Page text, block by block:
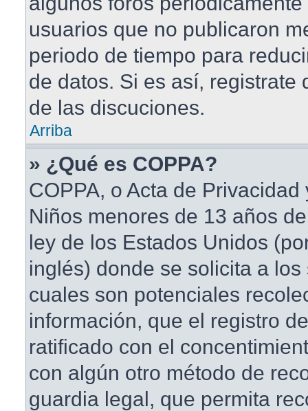
usuarios que no publicaron
periodo de tiempo para
de datos. Si es así, registrate
de las discuciones.
Arriba
» ¿Qué es COPPA?
COPPA, o Acta de
Niños menores de 13 años
ley de los Estados Unidos
inglés) donde se solicita a
cuales son potenciales
información, que el registro
ratificado con el
con algún otro método de
guardia legal, que permita